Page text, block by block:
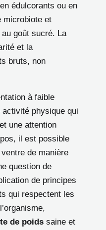
édulcorants ou en
microbiote et
au goût sucré. La
et la
bruts, non
à faible
physique qui
une attention
il est possible
de manière
question de
de principes
qui respectent les
de poids saine et